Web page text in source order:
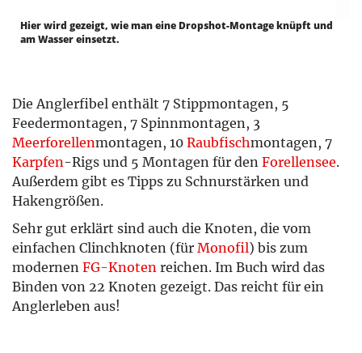
Hier wird gezeigt, wie man eine Dropshot-Montage knüpft und
am Wasser einsetzt.
Die Anglerfibel enthält 7 Stippmontagen, 5
Feedermontagen, 7 Spinnmontagen, 3
Meerforellenmontagen, 10 Raubfischmontagen, 7
Karpfen-Rigs und 5 Montagen für den Forellensee.
Außerdem gibt es Tipps zu Schnurstärken und
Hakengrößen.
Sehr gut erklärt sind auch die Knoten, die vom
einfachen Clinchknoten (für Monofil) bis zum
modernen FG-Knoten reichen. Im Buch wird das
Binden von 22 Knoten gezeigt. Das reicht für ein
Anglerleben aus!